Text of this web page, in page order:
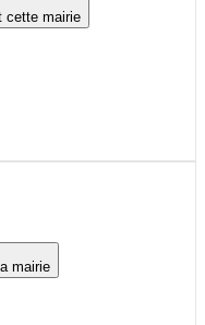
cette mairie
mairie